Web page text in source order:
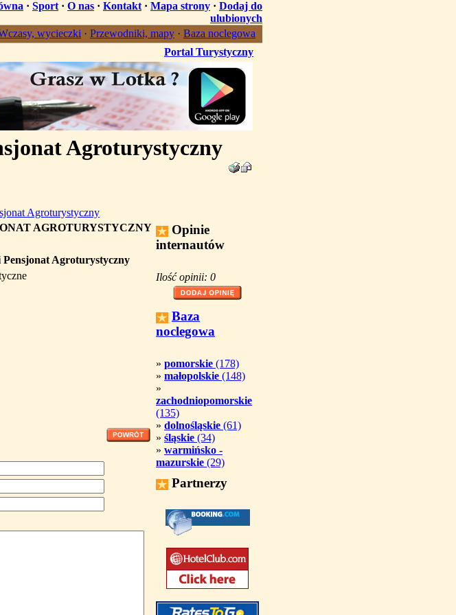
· Sport · O nas · Kontakt · Mapa strony · Dodaj do
ulubionych
wycieczki · Przewodniki, mapy · Baza noclegowa
Portal Turystyczny
Agroturystyczny
Agroturystyczny
AGROTURYSTYCZNY
Agroturystyczny
Opinie
internautów
Ilość opinii: 0
Baza
noclegowa
» pomorskie (178)
» małopolskie (148)
»
zachodniopomorskie
(135)
» dolnośląskie (61)
» śląskie (34)
» warmińsko -
mazurskie (29)
Partnerzy